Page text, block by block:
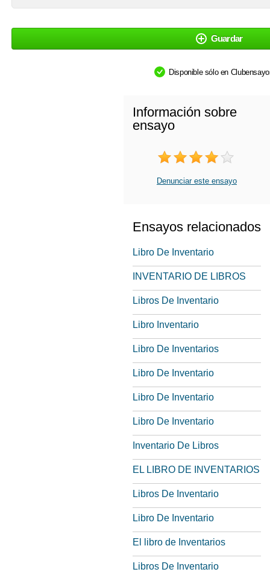
Guardar
Disponible sólo en
Información sobre
ensayo
Denunciar este ensayo
Ensayos relacionados
Libro De Inventario
INVENTARIO DE LIBROS
Libros De Inventario
Libro Inventario
Libro De Inventarios
Libro De Inventario
Libro De Inventario
Libro De Inventario
Inventario De Libros
EL LIBRO DE INVENTARIOS
Libros De Inventario
Libro De Inventario
El libro de Inventarios
Libros De Inventario